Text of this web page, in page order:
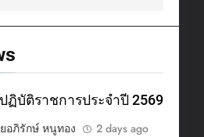
ฏิบัติราชการประจำปี 2569
อภิรักษ์ หนูทอง
2 days ago